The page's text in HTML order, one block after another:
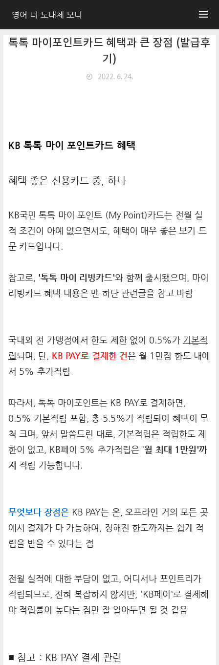
영어 너 도대체 모니
톡톡 마이포인트카드 혜택과 큰 장점 (발급후
기)
2022. 6. 24.
KB 톡톡 마이 포인트카드 혜택
혜택 좋은 신용카드 중, 하나
KB국민 톡톡 마이 포인트 (My Point)카드는 전월 실
적 조건이 아예 없으면서도, 혜택이 매우 좋은 보기 드
문 카드입니다.
참고로, '톡톡 마이 리빙카드'와 함께 출시됐으며, 마이
리빙카드 혜택 내용은 맨 하단 관련글을 참고 바람
국내외 전 가맹점에서 한도 제한 없이 0.5%가 기본적
립되며, 단, KB PAY로 결제한 건은 월 1만점 한도 내에
서 5% 추가적립
따라서, 톡톡 마이포인트는 KB PAY로 결제하면,
0.5% 기본적립 포함, 총 5.5%가 적립되어 혜택이 무
척 크며, 앞서 말씀드린 대로, 기본적립은 적립한도 제
한이 없고, KB페이 5% 추가적립은 '월 최대 1만원'까
지 적립 가능합니다.
무엇보다 장점은 KB PAY는 온, 오프라인 거의 모든 곳
에서 결제가 다 가능하여, 정해진 한도까지는 쉽게 적
립을 받을 수 있다는 점
전월 실적에 대한 부담이 없고, 어디서나 포인트리가
적립되므로, 전혀 복잡하지 않지만, 'KB페이'로 결제해
야 적립률이 높다는 점만 잘 알아두면 될 것 같음
■ 참고 : KB PAY 결제 관련